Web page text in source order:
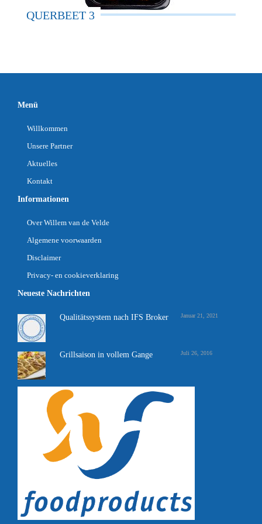
QUERBEET 3
Menü
Willkommen
Unsere Partner
Aktuelles
Kontakt
Informationen
Over Willem van de Velde
Algemene voorwaarden
Disclaimer
Privacy- en cookieverklaring
Neueste Nachrichten
Qualitätssystem nach IFS Broker Januar 21, 2021
Grillsaison in vollem Gange Juli 26, 2016